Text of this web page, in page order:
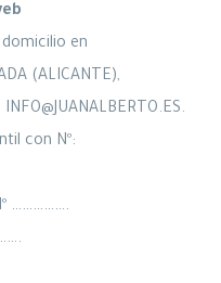
domicilio en
(ALICANTE),
con Nº:
…………….